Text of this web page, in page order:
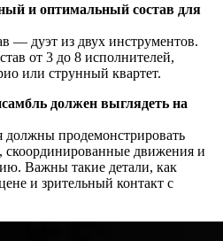
и оптимальный состав для
— дуэт из двух инструментов.
от 3 до 8 исполнителей,
или струнный квартет.
должен выглядеть на
должны продемонстрировать
скоординированные движения и
Важны такие детали, как
и зрительный контакт с